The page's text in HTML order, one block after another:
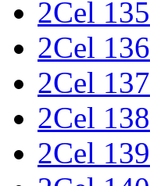
2Cel 135
2Cel 136
2Cel 137
2Cel 138
2Cel 139